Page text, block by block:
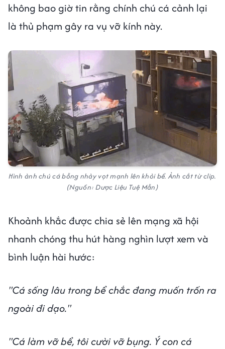
không bao giờ tin rằng chính chú cá cảnh lại
là thủ phạm gây ra vụ vỡ kính này.
Hình ảnh chú cá bỗng nhảy vọt mạnh lên khỏi bể. Ảnh cắt từ clip.
(Nguồn: Dược Liệu Tuệ Mẫn)
Khoảnh khắc được chia sẻ lên mạng xã hội
nhanh chóng thu hút hàng nghìn lượt xem và
bình luận hài hước:
"Cá sống lâu trong bể chắc đang muốn trốn ra
ngoài đi dạo."
"Cá làm vỡ bể, tôi cười vỡ bụng. Ý con cá